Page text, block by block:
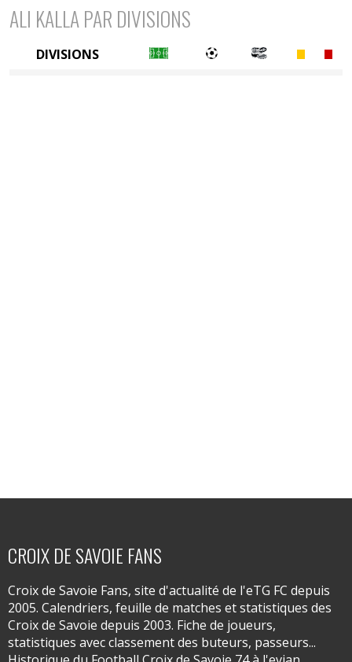
ALI KALLA PAR DIVISIONS
DIVISIONS
CROIX DE SAVOIE FANS
Croix de Savoie Fans, site d'actualité de l'eTG FC depuis
2005. Calendriers, feuille de matches et statistiques des
Croix de Savoie depuis 2003. Fiche de joueurs,
statistiques avec classement des buteurs, passeurs...